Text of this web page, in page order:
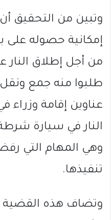
وتبين من التحقيق
إمكانية حصوله على
من أجل إطلاق النار
طلبوا منه جمع
عناوين إقامة وزراء
النار في سيارة
وهي المهام التي
تنفيذها.
وتضاف هذه القضية